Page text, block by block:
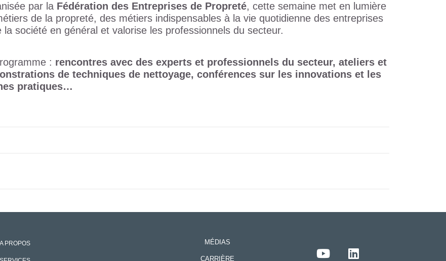
par la Fédération des Entreprises de Propreté, cette semaine met en lumière
de la propreté, des métiers indispensables à la vie quotidienne des entreprises
la société en général et valorise les professionnels du secteur.
: rencontres avec des experts et professionnels du secteur, ateliers et
de techniques de nettoyage, conférences sur les innovations et les
pratiques…
A PROPOS MÉDIAS
CARRIÈRE